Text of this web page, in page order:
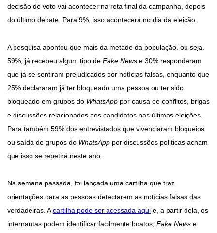
decisão de voto vai acontecer na reta final da campanha, depois
do último debate. Para 9%, isso acontecerá no dia da eleição.
A pesquisa apontou que mais da metade da população, ou seja,
59%, já recebeu algum tipo de Fake News e 30% responderam
que já se sentiram prejudicados por notícias falsas, enquanto que
25% declararam já ter bloqueado uma pessoa ou ter sido
bloqueado em grupos do WhatsApp por causa de conflitos, brigas
e discussões relacionados aos candidatos nas últimas eleições.
Para também 59% dos entrevistados que vivenciaram bloqueios
ou saída de grupos do WhatsApp por discussões políticas acham
que isso se repetirá neste ano.
Na semana passada, foi lançada uma cartilha que traz
orientações para as pessoas detectarem as notícias falsas das
verdadeiras. Acartilha pode ser acessada aqui e, a partir dela, os
internautas podem identificar facilmente boatos, Fake News e